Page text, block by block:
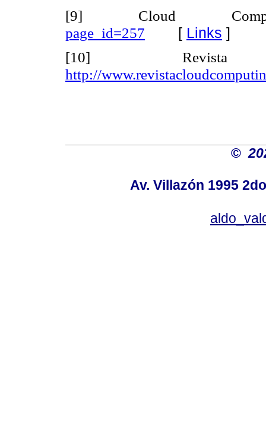
[9] Cloud
page_id=257 [ Links ]
[10] Revista
http://
©
Av. Villazón 1995